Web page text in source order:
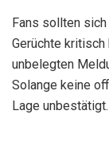
Fans sollten
Gerüchte
unbelegten
Solange keine
Lage unbestätigt.